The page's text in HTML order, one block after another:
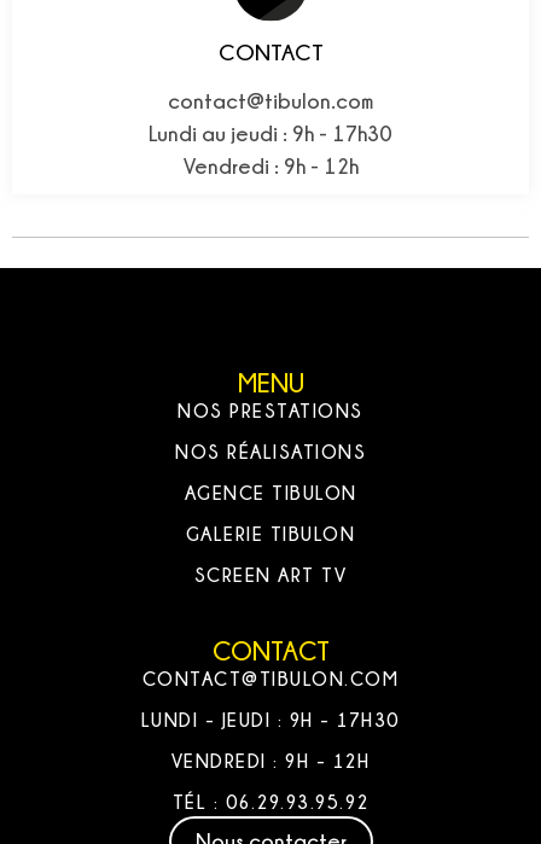
CONTACT
contact@tibulon.com
Lundi au jeudi : 9h - 17h30
Vendredi : 9h - 12h
MENU
NOS PRESTATIONS
NOS RÉALISATIONS
AGENCE TIBULON
GALERIE TIBULON
SCREEN ART TV
CONTACT
CONTACT@TIBULON.COM
LUNDI - JEUDI : 9H - 17H30
VENDREDI : 9H - 12H
TÉL : 06.29.93.95.92